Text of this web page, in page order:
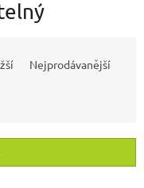
Nejprodávanější